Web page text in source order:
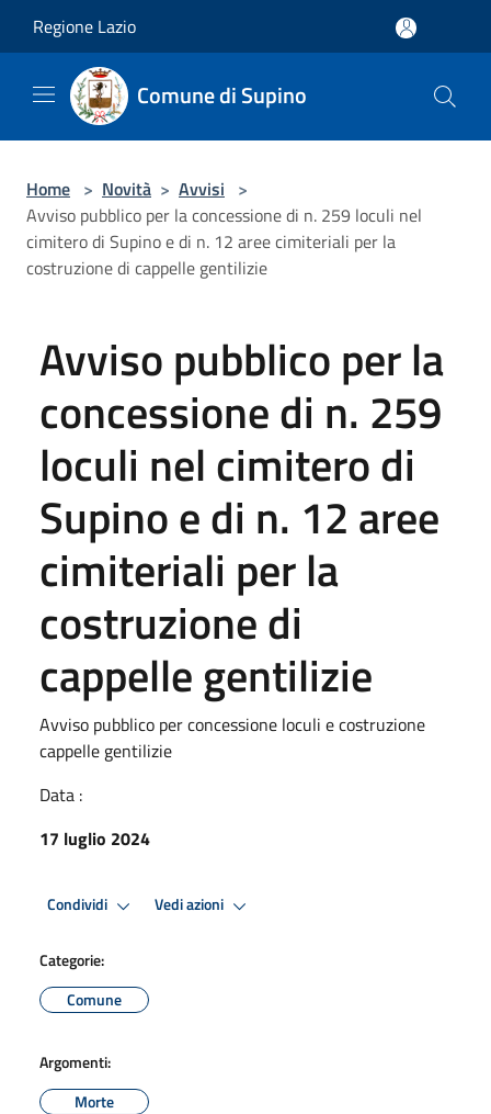
Regione Lazio
Comune di Supino
Home > Novità > Avvisi >
Avviso pubblico per la concessione di n. 259 loculi nel
cimitero di Supino e di n. 12 aree cimiteriali per la
costruzione di cappelle gentilizie
Avviso pubblico per la
concessione di n. 259
loculi nel cimitero di
Supino e di n. 12 aree
cimiteriali per la
costruzione di
cappelle gentilizie
Avviso pubblico per concessione loculi e costruzione
cappelle gentilizie
Data :
17 luglio 2024
Condividi Vedi azioni
Categorie:
Comune
Argomenti:
Morte